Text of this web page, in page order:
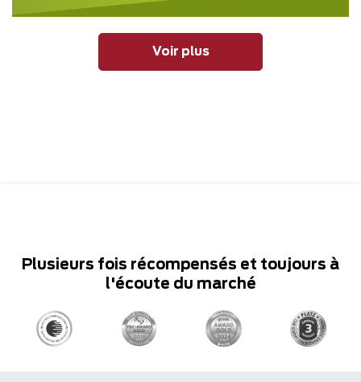
Voir plus
Plusieurs fois récompensés et toujours à
l'écoute du marché